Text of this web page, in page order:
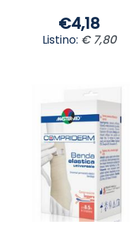
€4,18
Listino: € 7,80